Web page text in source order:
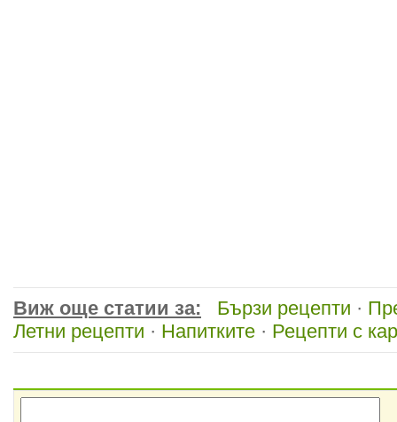
Виж още статии за: Бързи рецепти ·
Летни рецепти · Напитките · Рецепти с